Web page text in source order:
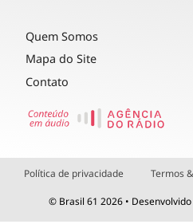
Quem Somos
Mapa do Site
Contato
Política de privacidade Termos
© Brasil 61 2026 •